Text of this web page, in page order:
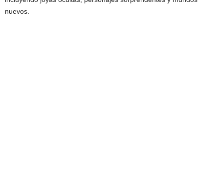
nuevos.